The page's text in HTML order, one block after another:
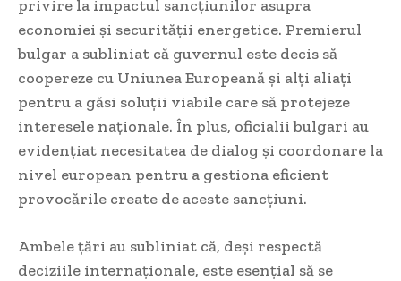
privire la impactul sancțiunilor asupra
economiei și securității energetice. Premierul
bulgar a subliniat că guvernul este decis să
coopereze cu Uniunea Europeană și alți aliați
pentru a găsi soluții viabile care să protejeze
interesele naționale. În plus, oficialii bulgari au
evidențiat necesitatea de dialog și coordonare la
nivel european pentru a gestiona eficient
provocările create de aceste sancțiuni.
Ambele țări au subliniat că, deși respectă
deciziile internaționale, este esențial să se